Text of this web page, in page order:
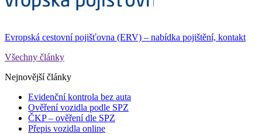
Evropská cestovní pojišťovna (ERV) – nabídka pojištění, kontakt
Všechny články
Nejnovější články
Evidenční kontrola bez auta
Ověření vozidla podle SPZ
ČKP – ověření dle SPZ
Přepis vozidla online